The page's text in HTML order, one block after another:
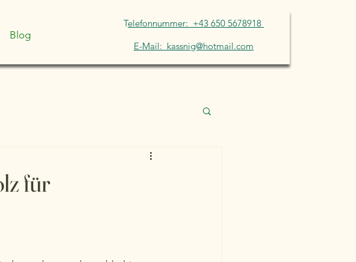
Blog
Telefonnummer: +43 650 5678918
E-Mail: kassnig@hotmail.com
für